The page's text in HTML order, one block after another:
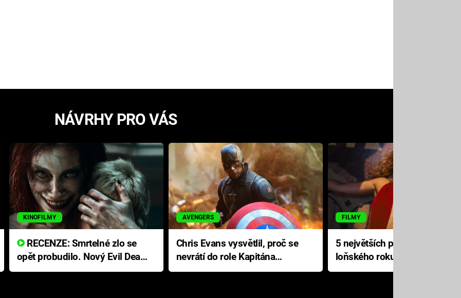
NÁVRHY PRO VÁS
KINOFILMY
RECENZE: Smrtelné zlo se
opět probudilo. Nový Evil Dead
přichází s neodolatelnou
AVENGERS
Chris Evans vysvětlil, proč se
nevrátí do role Kapitána
Ameriky
FILMY
5 největších propadáků
loňského roku: Disney na
jediné katastrofě prodělal 200